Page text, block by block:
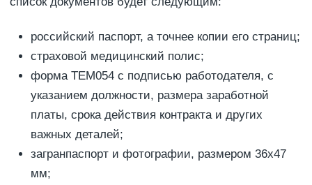
российский паспорт, а точнее копии его страниц;
страховой медицинский полис;
форма ТЕМ054 с подписью работодателя, с
указанием должности, размера заработной
платы, срока действия контракта и других
важных деталей;
загранпаспорт и фотографии, размером 36х47
мм;